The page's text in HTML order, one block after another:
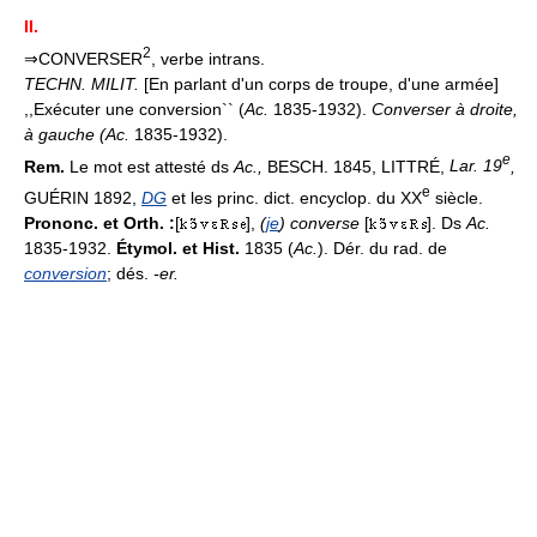
II.
⇒CONVERSER2
, verbe intrans.
TECHN. MILIT. [En parlant d'un corps de troupe, d'une armée]
,,Exécuter une conversion`` (Ac. 1835-1932). Converser à droite,
à gauche (Ac. 1835-1932).
Rem. Le mot est attesté ds Ac., BESCH. 1845, LITTRÉ, Lar. 19e
GUÉRIN 1892, DG et les princ. dict. encyclop. du XXe siècle.
Prononc. et Orth. :[ ], (je) converse [ ]. Ds Ac.
1835-1932. Étymol. et Hist. 1835 (Ac. ). Dér. du rad. de
conversion; dés. -er.